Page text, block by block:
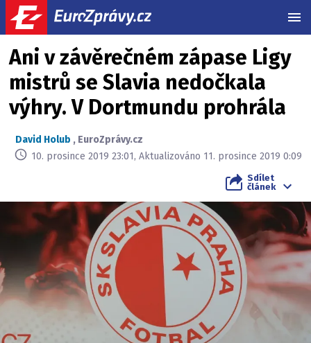
Ani v závěrečném zápase Ligy
mistrů se Slavia nedočkala
výhry. V Dortmundu prohrála
David Holub , EuroZprávy.cz
10. prosince 2019 23:01, Aktualizováno 11. prosince 2019 0:09
Sdílet
článek